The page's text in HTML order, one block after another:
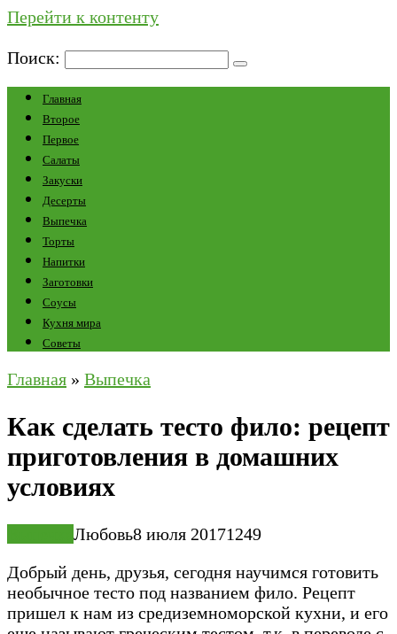
Перейти к контенту
Поиск:
Главная
Второе
Первое
Салаты
Закуски
Десерты
Выпечка
Торты
Напитки
Заготовки
Соусы
Кухня мира
Советы
Главная » Выпечка
Как сделать тесто фило: рецепт
приготовления в домашних
условиях
Любовь8 июля 20171249
Добрый день, друзья, сегодня научимся готовить
необычное тесто под названием фило. Рецепт
пришел к нам из средиземноморской кухни, и его